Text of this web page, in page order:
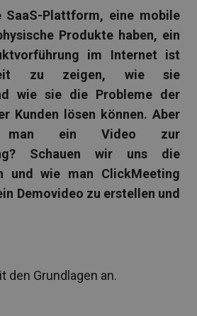
SaaS-Plattform, eine mobile
Produkte haben, ein
im Internet ist
zu zeigen, wie sie
wie sie die Probleme der
Kunden lösen können. Aber
man ein Video zur
Schauen wir uns die
und wie man ClickMeeting
Demovideo zu erstellen und
den Grundlagen an.